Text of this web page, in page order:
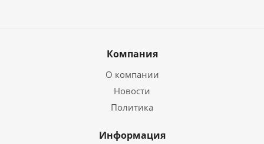
Компания
О компании
Новости
Политика
Информация